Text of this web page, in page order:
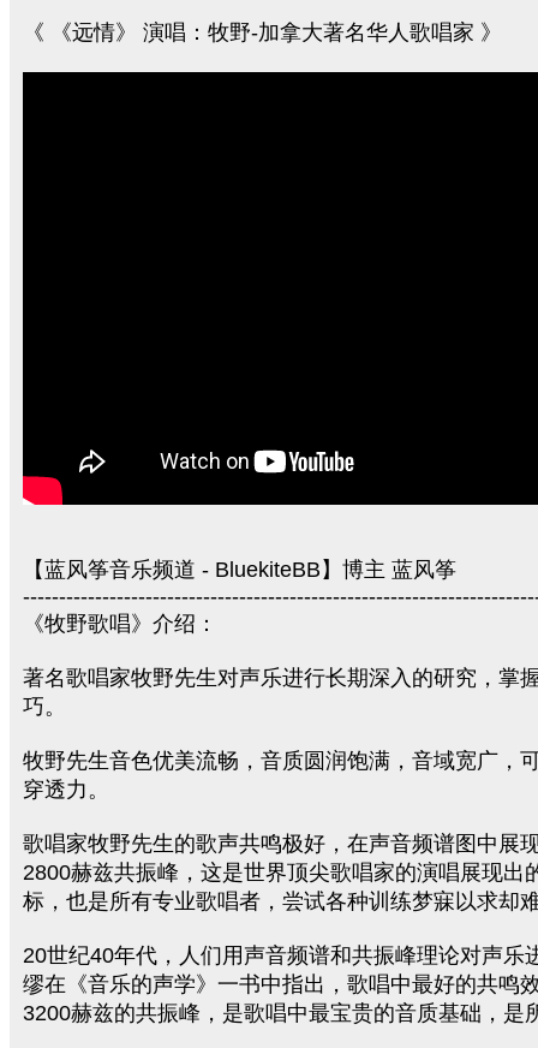
《 《远情》 演唱：牧野-加拿大著名华人歌唱家 》
【蓝风筝音乐频道 - BluekiteBB】博主 蓝风筝
《牧野歌唱》介绍：
著名歌唱家牧野先生对声乐进行长期深入的研究，掌
巧。
牧野先生音色优美流畅，音质圆润饱满，音域宽广，
穿透力。
歌唱家牧野先生的歌声共鸣极好，在声音频谱图中展
2800赫兹共振峰，这是世界顶尖歌唱家的演唱展现出
标，也是所有专业歌唱者，尝试各种训练梦寐以求却
20世纪40年代，人们用声音频谱和共振峰理论对声乐
缪在《音乐的声学》一书中指出，歌唱中最好的共鸣
3200赫兹的共振峰，是歌唱中最宝贵的音质基础，是